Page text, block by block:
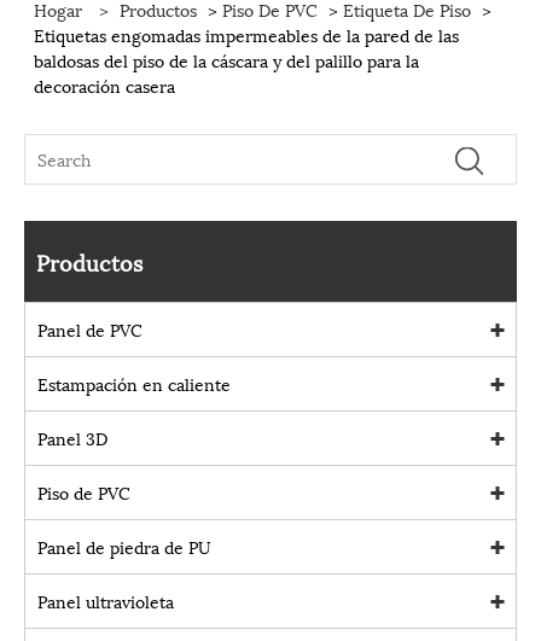
Hogar > Productos >Piso De PVC >Etiqueta De Piso >
Etiquetas engomadas impermeables de la pared de las
baldosas del piso de la cáscara y del palillo para la
decoración casera
Productos
Panel de PVC
Estampación en caliente
Panel 3D
Piso de PVC
Panel de piedra de PU
Panel ultravioleta